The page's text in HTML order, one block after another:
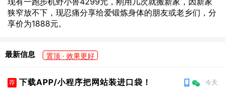
狭窄放不下，现忍痛分享给爱锻炼身体的朋友或老乡们，分
享价为1888元。
最新信息 置顶 · 效果更好
荐 下载APP/小程序把网站装进口袋！ 今天